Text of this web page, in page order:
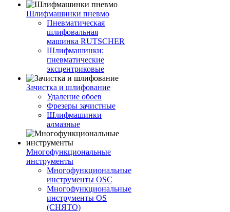
Шлифмашинки пневмо
Пневматическая
шлифовальная
машинка RUTSCHER
Шлифмашинки:
пневматические
эксцентриковые
Зачистка и шлифование
Удаление обоев
Фрезеры зачистные
Шлифмашинки
алмазные
Многофункциональные
инструменты
Многофункциональные
инструменты OSC
Многофункциональные
инструменты OS
(СНЯТО)